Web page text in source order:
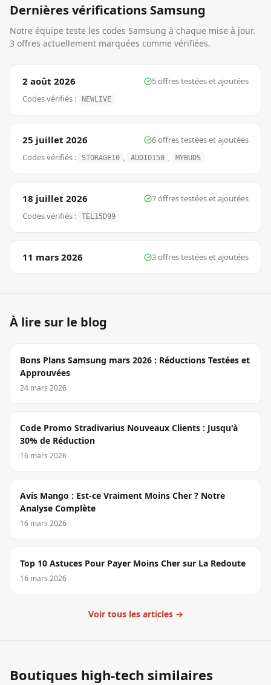
Dernières vérifications Samsung
Notre équipe teste les codes Samsung à chaque mise à jour.
3 offres actuellement marquées comme vérifiées.
2 août 2026 5offrestestéeset ajoutées
Codes vérifiés :
NEWLIVE
25 juillet 2026 6offrestestéeset ajoutées
Codes vérifiés :
STORAGE10 , AUDIO150 , MYBUDS
18 juillet 2026 7offrestestéeset ajoutées
Codes vérifiés :
TEL15D99
11 mars 2026 3offrestestéeset ajoutées
À lire sur le blog
Bons Plans Samsung mars 2026 : Réductions Testées et
Approuvées
24 mars 2026
Code Promo Stradivarius Nouveaux Clients : Jusqu'à
30% de Réduction
16 mars 2026
Avis Mango : Est-ce Vraiment Moins Cher ? Notre
Analyse Complète
16 mars 2026
Top 10 Astuces Pour Payer Moins Cher sur La Redoute
16 mars 2026
Voir tous les articles →
Boutiques high-tech similaires